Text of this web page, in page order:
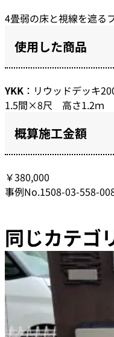
4畳弱の床と視線を遮る
使用した商品
YKK ：リウッドデッキ
1.5間×8尺 高さ1.2ｍ
概算施工金額
￥380,000
事例No.1508-03-558-
同じカテゴ